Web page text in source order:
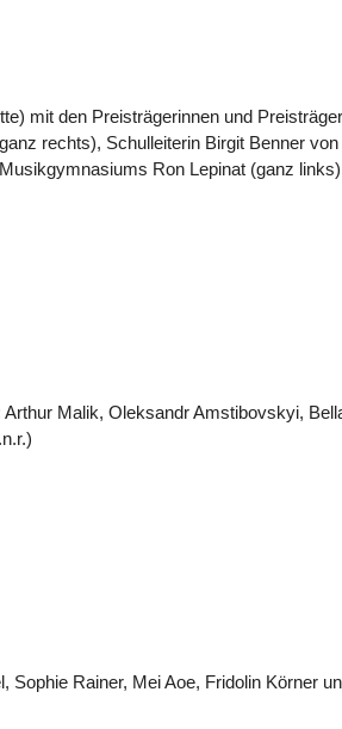
mit den Preisträgerinnen und
rechts), Schulleiterin Birgit Benner
Ron Lepinat (ganz links)
Malik, Oleksandr Amstibovskyi,
Sophie Rainer, Mei Aoe, Fridolin Körner